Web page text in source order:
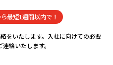
最短1週間以内で！
をいたします。入社に向けての必要
絡いたします。